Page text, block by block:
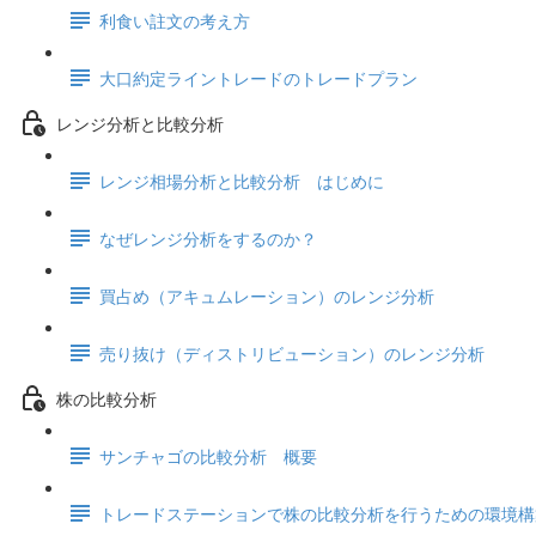
利食い註文の考え方
大口約定ライントレードのトレードプラン
レンジ分析と比較分析
レンジ相場分析と比較分析 はじめに
なぜレンジ分析をするのか？
買占め（アキュムレーション）のレンジ分析
売り抜け（ディストリビューション）のレンジ分析
株の比較分析
サンチャゴの比較分析 概要
トレードステーションで株の比較分析を行うための環境